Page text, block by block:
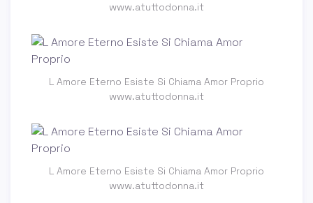
www.atuttodonna.it
L Amore Eterno Esiste Si Chiama Amor Proprio
www.atuttodonna.it
L Amore Eterno Esiste Si Chiama Amor Proprio
www.atuttodonna.it